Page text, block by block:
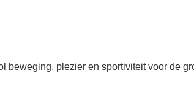
beweging, plezier en sportiviteit voor de